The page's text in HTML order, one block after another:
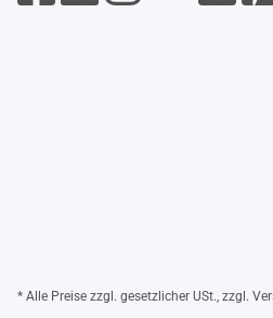
* Alle Preise zzgl. gesetzlicher USt., zzgl.